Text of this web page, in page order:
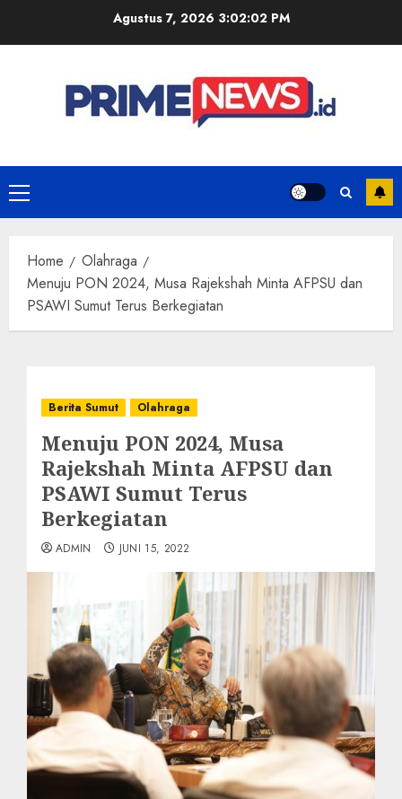
Agustus 7, 2026 3:02:02 PM
Primary
Menu
Home
Olahraga
Menuju PON 2024, Musa Rajekshah Minta AFPSU dan
PSAWI Sumut Terus Berkegiatan
Berita Sumut Olahraga
Menuju PON 2024, Musa
Rajekshah Minta AFPSU dan
PSAWI Sumut Terus
Berkegiatan
ADMIN JUNI 15, 2022